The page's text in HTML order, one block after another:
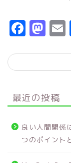
F
c
e
b
o
o
k
M
s
t
o
d
o
n
l
最近の投稿
良い人間関係
つのポイント